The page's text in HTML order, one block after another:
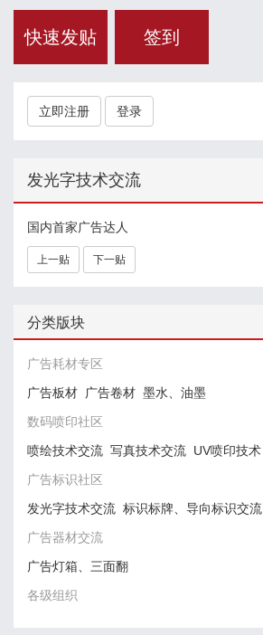
快速发贴 签到
立即注册 登录
发光字技术交流
国内首家广告达人
上一贴 下一贴
分类版块
广告耗材专区
广告板材
广告卷材 墨水、油墨
数码喷印社区
喷绘技术交流 写真技术交流 UV喷印技术
广告标识社区
发光字技术交流 标识标牌、导向标识交流
广告器材交流
广告灯箱、三面翻
各级组织